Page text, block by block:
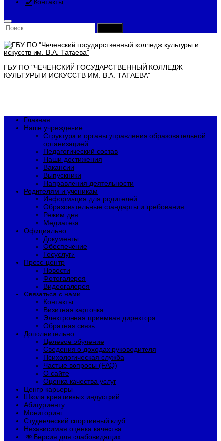
Контакты
Найти:
ГБУ ПО "ЧЕЧЕНСКИЙ ГОСУДАРСТВЕННЫЙ КОЛЛЕДЖ
КУЛЬТУРЫ И ИСКУССТВ ИМ. В.А. ТАТАЕВА"
Главная
Наше учреждение
Структура и органы управления образовательной
организацией
Педагогический состав
Наши достижения
Вакансии
Выпускники
Направления деятельности
Родителям и ученикам
Информация для родителей
Образовательные стандарты и требования
Режим дня
Медиатека
Официально
Документы
Обеспечение
Госуслуги
Пресс-центр
Новости
Фотогалерея
Видеогалерея
Связаться с нами
Контакты
Визитная карточка
Электронная приемная директора
Обратная связь
Дополнительно
Целевое обучение
Сведения о доходах руководителя
Психологическая служба
Частые вопросы (FAQ)
О сайте
Оценка качества услуг
Центр карьеры
Школа креативных индустрий
Абитуриенту
Мониторинг
Студенческий спортивный клуб
Независимая оценка качества
Версия для слабовидящих